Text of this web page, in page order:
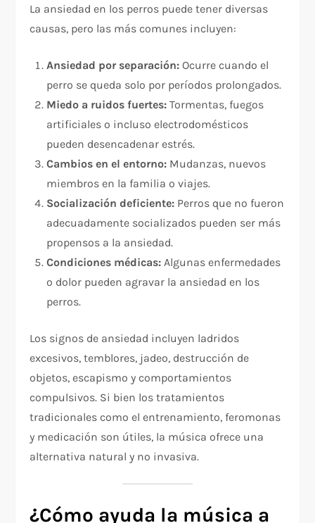
La ansiedad en los perros puede tener diversas
causas, pero las más comunes incluyen:
Ansiedad por separación: Ocurre cuando el
perro se queda solo por períodos prolongados.
Miedo a ruidos fuertes: Tormentas, fuegos
artificiales o incluso electrodomésticos
pueden desencadenar estrés.
Cambios en el entorno: Mudanzas, nuevos
miembros en la familia o viajes.
Socialización deficiente: Perros que no fueron
adecuadamente socializados pueden ser más
propensos a la ansiedad.
Condiciones médicas: Algunas enfermedades
o dolor pueden agravar la ansiedad en los
perros.
Los signos de ansiedad incluyen ladridos
excesivos, temblores, jadeo, destrucción de
objetos, escapismo y comportamientos
compulsivos. Si bien los tratamientos
tradicionales como el entrenamiento, feromonas
y medicación son útiles, la música ofrece una
alternativa natural y no invasiva.
¿Cómo ayuda la música a